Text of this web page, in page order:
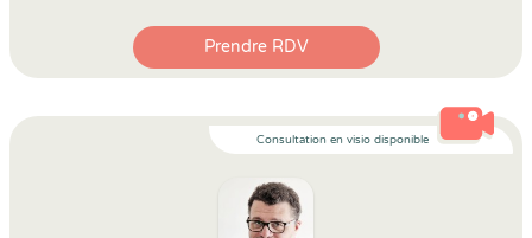
Prendre RDV
Consultation en visio disponible